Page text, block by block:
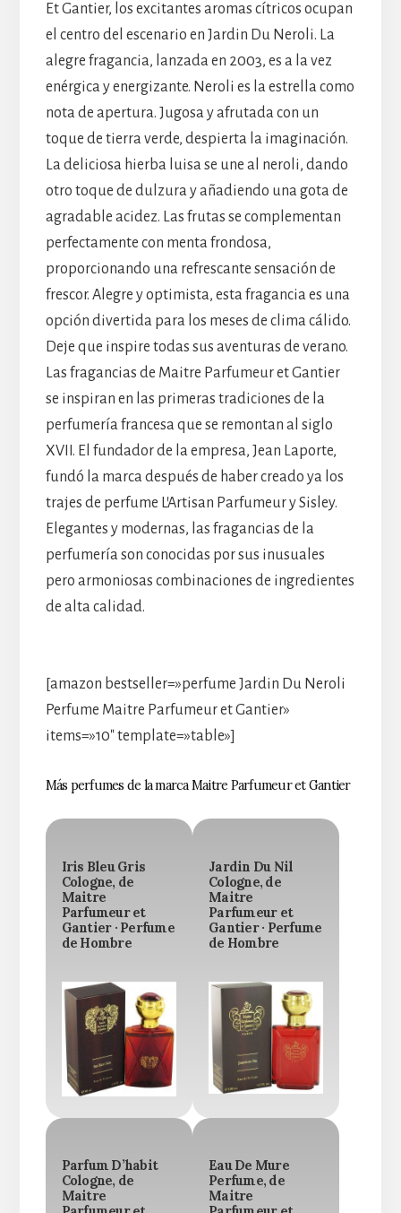
Et Gantier, los excitantes aromas cítricos ocupan
el centro del escenario en Jardin Du Neroli. La
alegre fragancia, lanzada en 2003, es a la vez
enérgica y energizante. Neroli es la estrella como
nota de apertura. Jugosa y afrutada con un
toque de tierra verde, despierta la imaginación.
La deliciosa hierba luisa se une al neroli, dando
otro toque de dulzura y añadiendo una gota de
agradable acidez. Las frutas se complementan
perfectamente con menta frondosa,
proporcionando una refrescante sensación de
frescor. Alegre y optimista, esta fragancia es una
opción divertida para los meses de clima cálido.
Deje que inspire todas sus aventuras de verano.
Las fragancias de Maitre Parfumeur et Gantier
se inspiran en las primeras tradiciones de la
perfumería francesa que se remontan al siglo
XVII. El fundador de la empresa, Jean Laporte,
fundó la marca después de haber creado ya los
trajes de perfume L’Artisan Parfumeur y Sisley.
Elegantes y modernas, las fragancias de la
perfumería son conocidas por sus inusuales
pero armoniosas combinaciones de ingredientes
de alta calidad.
[amazon bestseller=»perfume Jardin Du Neroli
Perfume Maitre Parfumeur et Gantier»
items=»10″ template=»table»]
Más perfumes de la marca Maitre Parfumeur et Gantier
Iris Bleu Gris
Cologne, de
Maitre
Parfumeur et
Gantier · Perfume
de Hombre
Jardin Du Nil
Cologne, de
Maitre
Parfumeur et
Gantier · Perfume
de Hombre
Parfum D’habit
Cologne, de
Maitre
Eau De Mure
Perfume, de
Maitre